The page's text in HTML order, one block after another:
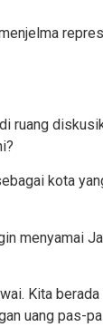
ruang
kota
menyamai
Kita
uang pas-